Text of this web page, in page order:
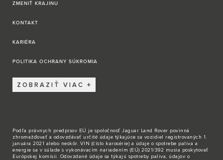
ZMENIŤ KRAJINU
KONTAKT
KARIÉRA
POLITIKA OCHRANY SÚKROMIA
ZOBRAZIŤ VIAC
Podľa právnych predpisov EÚ je spoločnosť Jaguar Land Rover povinná
zhromažďovať a odovzdávať určité údaje týkajúce sa vozidiel registrovaných 1.
januára 2021 alebo neskôr. VIN (číslo karosérie) a údaje o spotrebe paliva a
energie sa v súlade s vykonávacím nariadením (EÚ) 2021/392 musia poskytovať
Európskej komisii. Odovzdané údaje sa týkajú spotreby paliva, údajov o